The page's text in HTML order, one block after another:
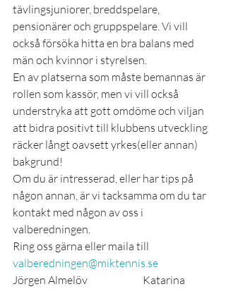
tävlingsjuniorer, breddspelare,
pensionärer och gruppspelare. Vi vill
också försöka hitta en bra balans med
män och kvinnor i styrelsen.
En av platserna som måste bemannas är
rollen som kassör, men vi vill också
understryka att gott omdöme och viljan
att bidra positivt till klubbens utveckling
räcker långt oavsett yrkes(eller annan)
bakgrund!
Om du är intresserad, eller har tips på
någon annan, är vi tacksamma om du tar
kontakt med någon av oss i
valberedningen.
Ring oss gärna eller maila till
valberedningen@miktennis.se
Jörgen Almelöv                          Katarina